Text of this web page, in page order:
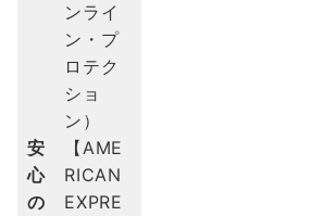
安
心
の
ンライ
ン・プ
ロテク
ショ
ン）
【AME
RICAN
EXPRE